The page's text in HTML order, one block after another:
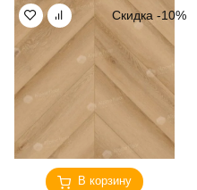
185.40 бел.руб..
В корзину
Скидка -10%